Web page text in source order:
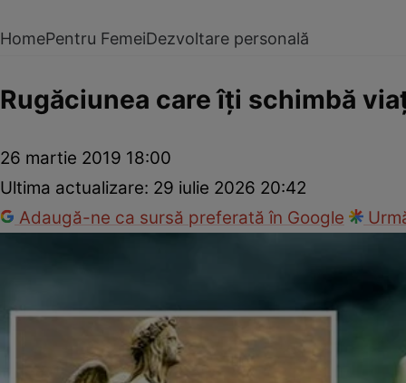
HomePentru FemeiDezvoltare personală
Rugăciunea care îţi schimbă
26 martie 2019 18:00
Ultima actualizare: 29 iulie 2026 20:42
Adaugă-ne ca sursă preferată în Google